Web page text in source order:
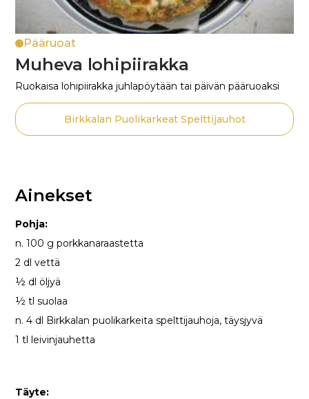
Pääruoat
Muheva lohipiirakka
Ruokaisa lohipiirakka juhlapöytään tai päivän pääruoaksi
Birkkalan Puolikarkeat Spelttijauhot
Ainekset
Pohja:
n. 100 g porkkanaraastetta
2 dl vettä
½ dl öljyä
½ tl suolaa
n. 4 dl Birkkalan puolikarkeita spelttijauhoja, täysjyvä
1 tl leivinjauhetta
Täyte: